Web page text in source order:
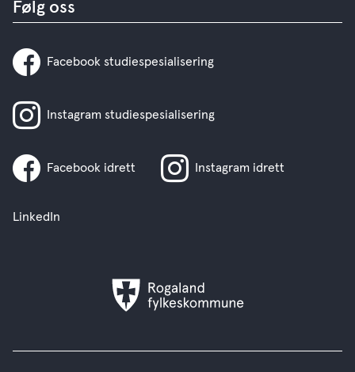
Følg oss
Facebook studiespesialisering
Instagram studiespesialisering
Facebook idrett Instagram idrett
LinkedIn
Rogaland
fylkeskommune